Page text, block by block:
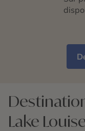
Lake